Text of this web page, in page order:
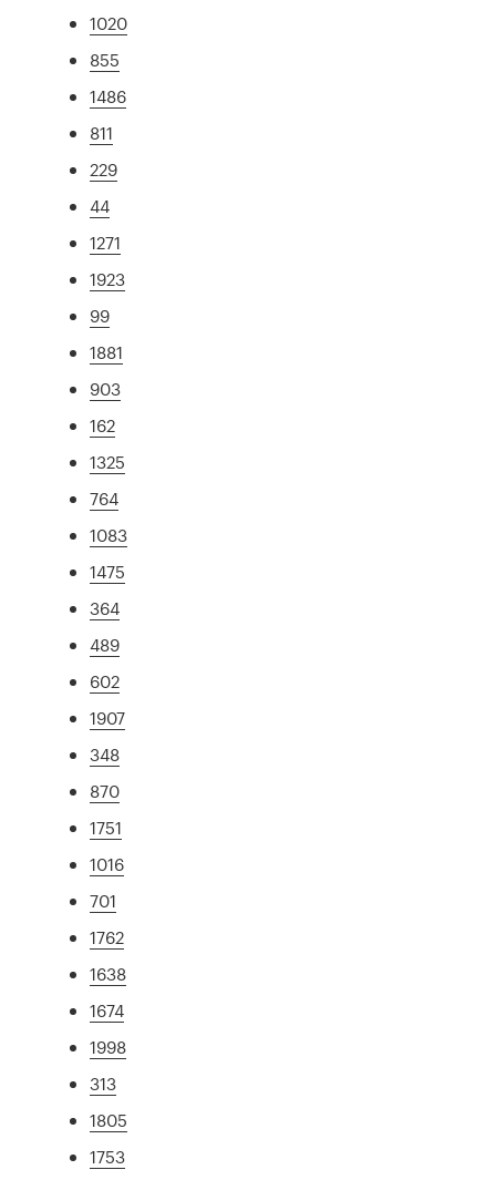
1020
855
1486
811
229
44
1271
1923
99
1881
903
162
1325
764
1083
1475
364
489
602
1907
348
870
1751
1016
701
1762
1638
1674
1998
313
1805
1753